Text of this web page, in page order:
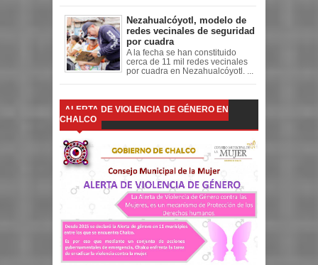
Nezahualcóyotl, modelo de
redes vecinales de seguridad
por cuadra
A la fecha se han constituido
cerca de 11 mil redes vecinales
por cuadra en Nezahualcóyotl. ...
ALERTA DE VIOLENCIA DE GÉNERO EN
CHALCO